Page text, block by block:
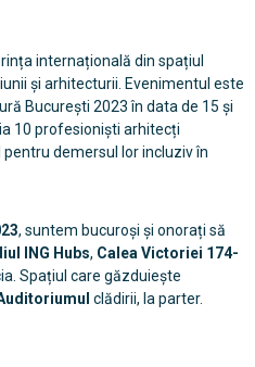
internațională din spațiul
și arhitecturii. Evenimentul este
București 2023 în data de 15 și
10 profesioniști arhitecți
demersul lor incluziv în
, suntem bucuroși și onorați să
ING Hubs, Calea Victoriei 174-
Spațiul care găzduiește
clădirii, la parter.